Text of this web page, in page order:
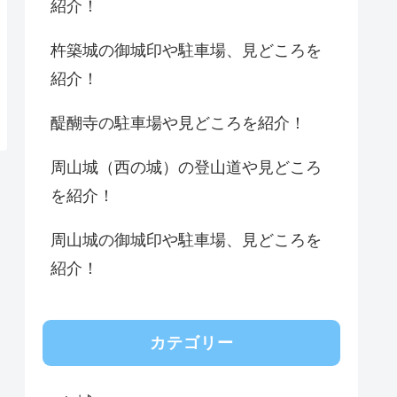
紹介！
杵築城の御城印や駐車場、見どころを
紹介！
醍醐寺の駐車場や見どころを紹介！
周山城（西の城）の登山道や見どころ
を紹介！
周山城の御城印や駐車場、見どころを
紹介！
カテゴリー